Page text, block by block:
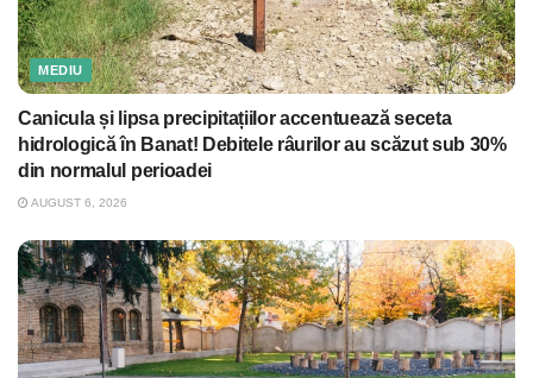
MEDIU
Canicula și lipsa precipitațiilor accentuează seceta
hidrologică în Banat! Debitele râurilor au scăzut sub 30%
din normalul perioadei
AUGUST 6, 2026